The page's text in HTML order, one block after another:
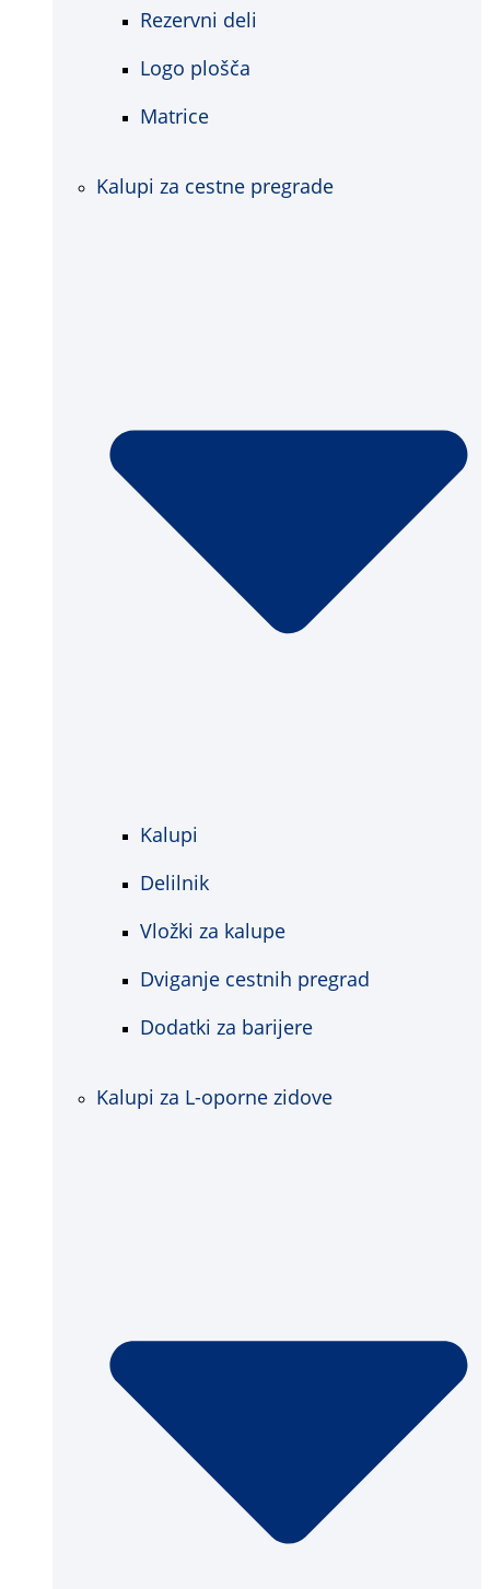
Rezervni deli
Logo plošča
Matrice
Kalupi za cestne pregrade
Kalupi
Delilnik
Vložki za kalupe
Dviganje cestnih pregrad
Dodatki za barijere
Kalupi za L-oporne zidove